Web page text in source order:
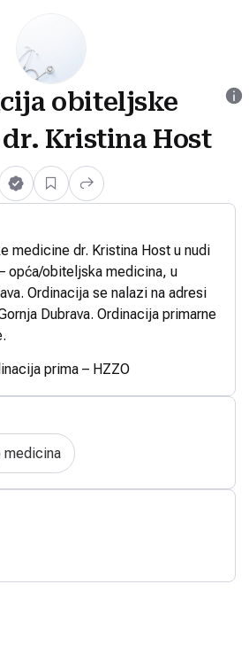
obiteljske
Kristina Host
medicine dr. Kristina Host u nudi
opća/obiteljska medicina, u
Ordinacija se nalazi na adresi
Dubrava. Ordinacija primarne
prima – HZZO
medicina